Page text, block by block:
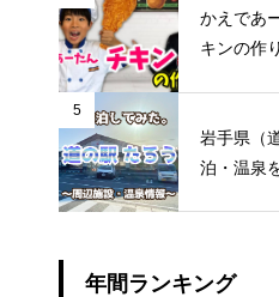
かえであ
キンの作
5
岩手県（
泊・温泉
年間ランキング